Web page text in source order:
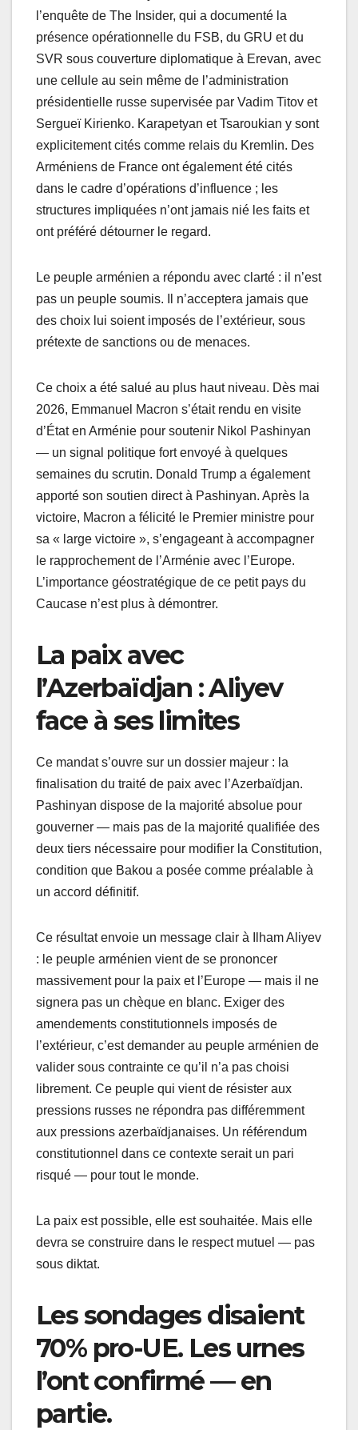
l’enquête de The Insider, qui a documenté la
présence opérationnelle du FSB, du GRU et du
SVR sous couverture diplomatique à Erevan, avec
une cellule au sein même de l’administration
présidentielle russe supervisée par Vadim Titov et
Sergueï Kirienko. Karapetyan et Tsaroukian y sont
explicitement cités comme relais du Kremlin. Des
Arméniens de France ont également été cités
dans le cadre d’opérations d’influence ; les
structures impliquées n’ont jamais nié les faits et
ont préféré détourner le regard.
Le peuple arménien a répondu avec clarté : il n’est
pas un peuple soumis. Il n’acceptera jamais que
des choix lui soient imposés de l’extérieur, sous
prétexte de sanctions ou de menaces.
Ce choix a été salué au plus haut niveau. Dès mai
2026, Emmanuel Macron s’était rendu en visite
d’État en Arménie pour soutenir Nikol Pashinyan
— un signal politique fort envoyé à quelques
semaines du scrutin. Donald Trump a également
apporté son soutien direct à Pashinyan. Après la
victoire, Macron a félicité le Premier ministre pour
sa « large victoire », s’engageant à accompagner
le rapprochement de l’Arménie avec l’Europe.
L’importance géostratégique de ce petit pays du
Caucase n’est plus à démontrer.
La paix avec
l’Azerbaïdjan : Aliyev
face à ses limites
Ce mandat s’ouvre sur un dossier majeur : la
finalisation du traité de paix avec l’Azerbaïdjan.
Pashinyan dispose de la majorité absolue pour
gouverner — mais pas de la majorité qualifiée des
deux tiers nécessaire pour modifier la Constitution,
condition que Bakou a posée comme préalable à
un accord définitif.
Ce résultat envoie un message clair à Ilham Aliyev
: le peuple arménien vient de se prononcer
massivement pour la paix et l’Europe — mais il ne
signera pas un chèque en blanc. Exiger des
amendements constitutionnels imposés de
l’extérieur, c’est demander au peuple arménien de
valider sous contrainte ce qu’il n’a pas choisi
librement. Ce peuple qui vient de résister aux
pressions russes ne répondra pas différemment
aux pressions azerbaïdjanaises. Un référendum
constitutionnel dans ce contexte serait un pari
risqué — pour tout le monde.
La paix est possible, elle est souhaitée. Mais elle
devra se construire dans le respect mutuel — pas
sous diktat.
Les sondages disaient
70% pro-UE. Les urnes
l’ont confirmé — en
partie.